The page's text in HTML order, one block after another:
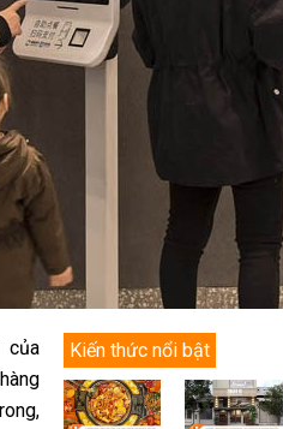
của
Kiến thức nổi bật